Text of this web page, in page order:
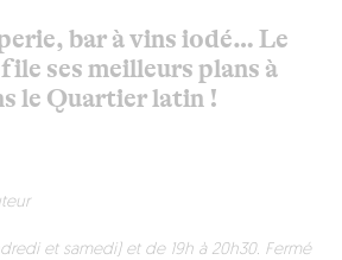
bar à vins iodé… Le
ses meilleurs plans à
le Quartier latin !
et samedi) et de 19h à 20h30. Fermé